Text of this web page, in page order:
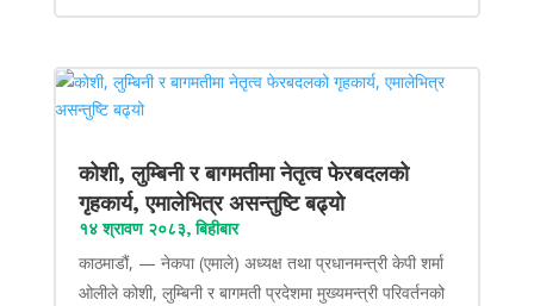
कोशी, लुम्बिनी र बागमतीमा नेतृत्व फेरबदलको
गृहकार्य, एमालेभित्र असन्तुष्टि बढ्यो
१४ श्रावण २०८३, बिहीबार
काठमाडौं, — नेकपा (एमाले) अध्यक्ष तथा प्रधानमन्त्री केपी शर्मा
ओलीले कोशी, लुम्बिनी र बागमती प्रदेशमा मुख्यमन्त्री परिवर्तनको